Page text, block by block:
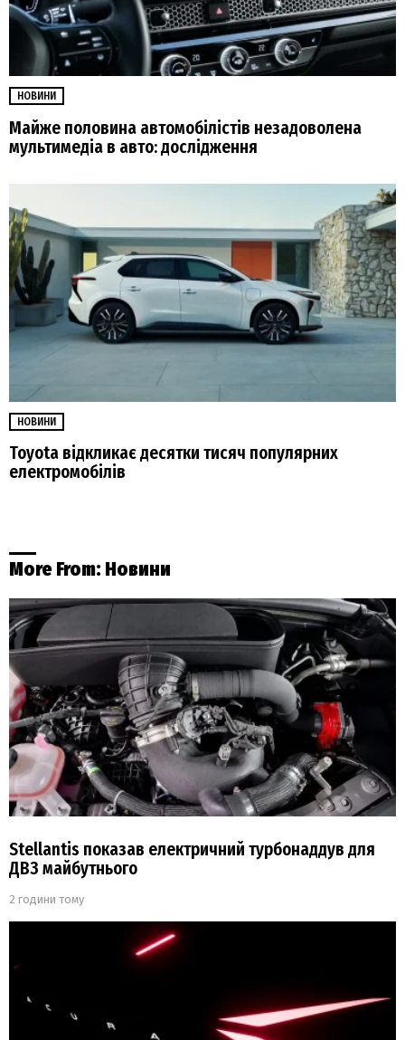
НОВИНИ
Майже половина автомобілістів незадоволена
мультимедіа в авто: дослідження
НОВИНИ
Toyota відкликає десятки тисяч популярних
електромобілів
More From: Новини
Stellantis показав електричний турбонаддув для
ДВЗ майбутнього
2 години тому